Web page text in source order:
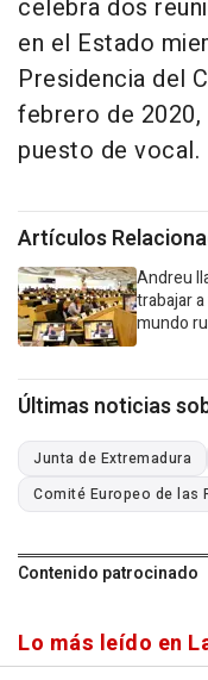
celebra dos
en el Estado
Presidencia del
febrero de 2020,
puesto de vocal.
Artículos
Andreu
trabajar
mundo
Últimas noticias
Junta de Extremadura
Comité Europeo de las
Contenido patrocinado
Lo más leído en